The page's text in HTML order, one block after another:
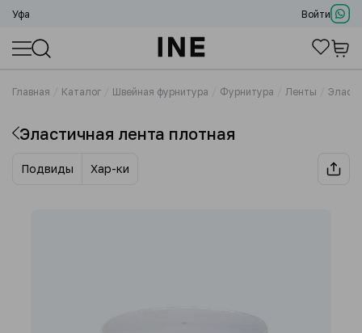
Уфа Войти
Главная Каталог Швейная фурнитура Фурнитура Ленты
Эластичная лента плотная
Подвиды Хар-ки